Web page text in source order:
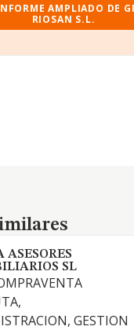
AMPLIADO DE
RIOSAN S.L.
ASESORES
SL
GESTION